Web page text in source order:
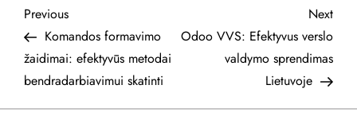
N
a
v
Previous
Post
Previous
Komandos formavimo
žaidimai: efektyvūs metodai
bendradarbiavimui skatinti
Next
Post
Next
Odoo VVS: Efektyvus verslo
valdymo sprendimas
Lietuvoje